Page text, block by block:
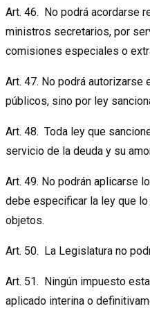
Art. 46. No podrá acordarse
ministros secretarios, por
comisiones especiales o
Art. 47. No podrá
públicos, sino por ley
Art. 48. Toda ley que
servicio de la deuda y su
Art. 49. No podrán aplicarse
debe especificar la ley que
objetos.
Art. 50. La Legislatura no
Art. 51. Ningún impuesto
aplicado interina o